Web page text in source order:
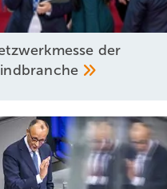
werkmesse der